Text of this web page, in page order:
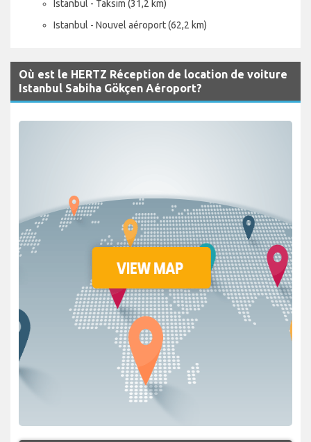
Istanbul - Taksim (31,2 km)
Istanbul - Nouvel aéroport (62,2 km)
Où est le HERTZ Réception de location de voiture
Istanbul Sabiha Gökçen Aéroport?